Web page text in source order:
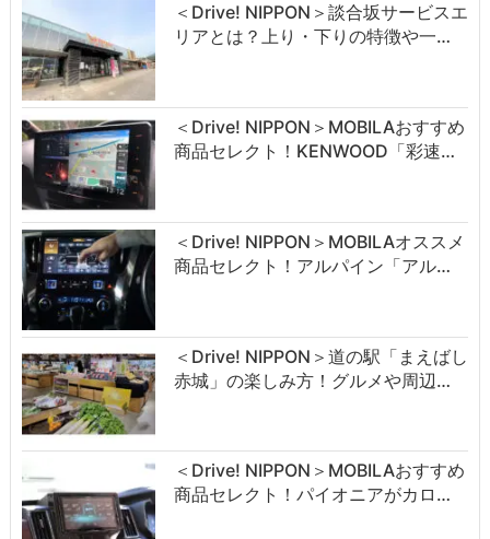
＜Drive! NIPPON＞談合坂サービスエ
リアとは？上り・下りの特徴や一…
＜Drive! NIPPON＞MOBILAおすすめ
商品セレクト！KENWOOD「彩速…
＜Drive! NIPPON＞MOBILAオススメ
商品セレクト！アルパイン「アル…
＜Drive! NIPPON＞道の駅「まえばし
赤城」の楽しみ方！グルメや周辺…
＜Drive! NIPPON＞MOBILAおすすめ
商品セレクト！パイオニアがカロ…